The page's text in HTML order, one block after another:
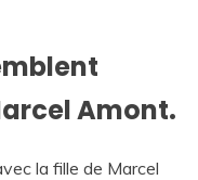
Amont.
la fille de Marcel